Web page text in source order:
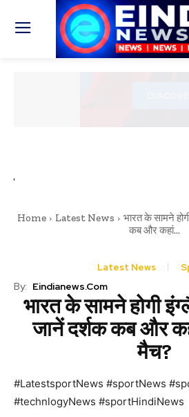
Home Latest News
भारत के सामने
कब और कहां...
Latest News
By: Eindianews.com
भारत के सामने होगी
जानें दर्शक कब और
मैच?
#LatestsportNews #sportNews
#technlogyNews #sportHindiNews